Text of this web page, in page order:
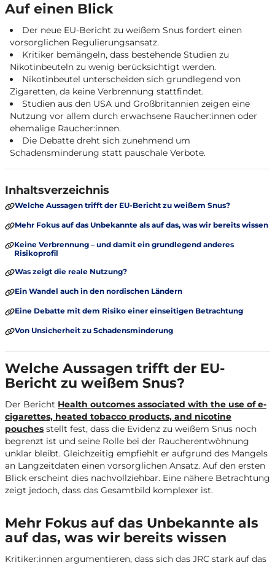
Auf einen Blick
Der neue EU-Bericht zu weißem Snus fordert einen
vorsorglichen Regulierungsansatz.
Kritiker bemängeln, dass bestehende Studien zu
Nikotinbeuteln zu wenig berücksichtigt werden.
Nikotinbeutel unterscheiden sich grundlegend von
Zigaretten, da keine Verbrennung stattfindet.
Studien aus den USA und Großbritannien zeigen eine
Nutzung vor allem durch erwachsene Raucher:innen oder
ehemalige Raucher:innen.
Die Debatte dreht sich zunehmend um
Schadensminderung statt pauschale Verbote.
Inhaltsverzeichnis
Welche Aussagen trifft der EU-Bericht zu weißem Snus?
Mehr Fokus auf das Unbekannte als auf das, was wir bereits wissen
Keine Verbrennung – und damit ein grundlegend anderes
Risikoprofil
Was zeigt die reale Nutzung?
Ein Wandel auch in den nordischen Ländern
Eine Debatte mit dem Risiko einer einseitigen Betrachtung
Von Unsicherheit zu Schadensminderung
Welche Aussagen trifft der EU-
Bericht zu weißem Snus?
Der Bericht Health outcomes associated with the use of e-
cigarettes, heated tobacco products, and nicotine
pouches stellt fest, dass die Evidenz zu weißem Snus noch
begrenzt ist und seine Rolle bei der Raucherentwöhnung
unklar bleibt. Gleichzeitig empfiehlt er aufgrund des Mangels
an Langzeitdaten einen vorsorglichen Ansatz. Auf den ersten
Blick erscheint dies nachvollziehbar. Eine nähere Betrachtung
zeigt jedoch, dass das Gesamtbild komplexer ist.
Mehr Fokus auf das Unbekannte als
auf das, was wir bereits wissen
Kritiker:innen argumentieren, dass sich das JRC stark auf das